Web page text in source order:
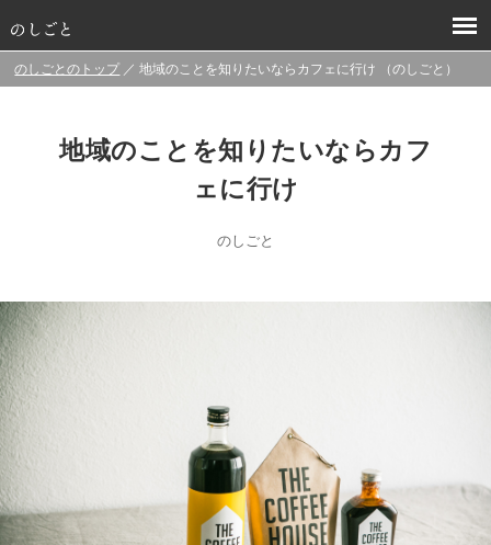
のしごとのトップ ／ 地域のことを知りたいならカフェに行け （のしごと）
地域のことを知りたいならカフ
ェに行け
のしごと